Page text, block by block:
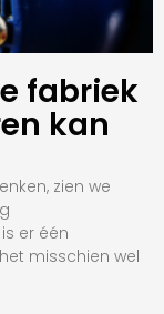
fabriek
kan
zien we
er één
misschien wel